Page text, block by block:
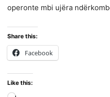
operonte mbi ujëra
Share this:
Facebook
Like this: